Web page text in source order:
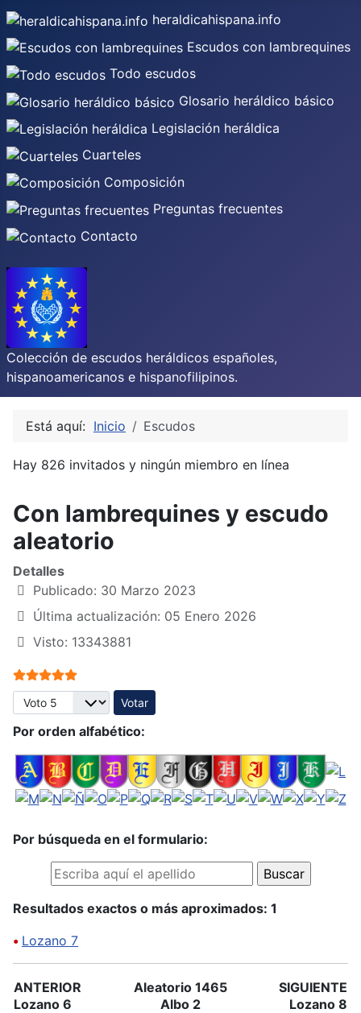
heraldicahispana.info
Escudos con lambrequines
Todo escudos
Glosario heráldico básico
Legislación heráldica
Cuarteles
Composición
Preguntas frecuentes
Contacto
Colección de escudos heráldicos españoles,
hispanoamericanos e hispanofilipinos.
Está aquí: Inicio Escudos
Hay 826 invitados y ningún miembro en línea
Con lambrequines y escudo
aleatorio
Detalles
Publicado: 30 Marzo 2023
Última actualización: 05 Enero 2026
Visto: 13343881
Ratio:5/5
Por favor, vote
Por orden alfabético:
Por búsqueda en el formulario:
Resultados exactos o más aproximados: 1
• Lozano 7
ANTERIOR
Lozano 6
Aleatorio 1465
Albo 2
SIGUIENTE
Lozano 8